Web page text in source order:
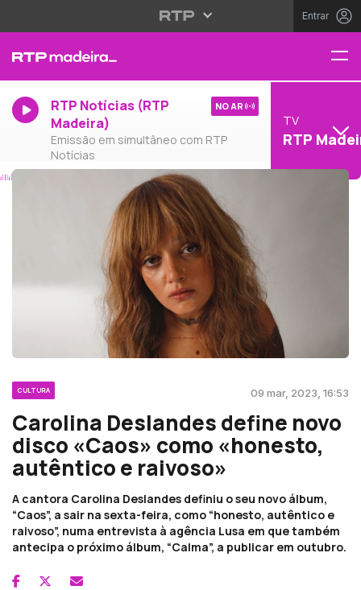
Entrar
RTP Notícias (RTP
Madeira)
Emissão em simultâneo com RTP
Notícias
NO AR
TV
RTP
CULTURA 09 mar, 2023, 16:53
Carolina Deslandes define novo
disco «Caos» como «honesto,
autêntico e raivoso»
A cantora Carolina Deslandes definiu o seu novo álbum,
“Caos”, a sair na sexta-feira, como “honesto, autêntico e
raivoso”, numa entrevista à agência Lusa em que também
antecipa o próximo álbum, “Calma”, a publicar em outubro.